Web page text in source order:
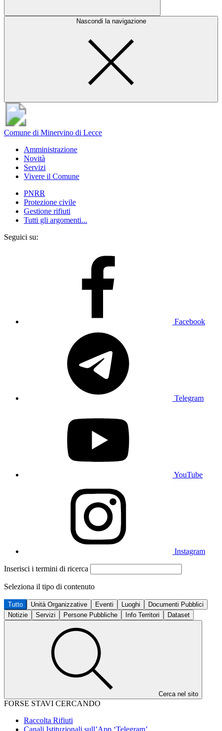
Nascondi la navigazione
Comune di Minervino di Lecce
Amministrazione
Novità
Servizi
Vivere il Comune
PNRR
Protezione civile
Gestione rifiuti
Tutti gli argomenti...
Seguici su:
Facebook
Telegram
YouTube
Instagram
Inserisci i termini di ricerca
Seleziona il tipo di contenuto
Tutto Unità Organizzative Eventi Luoghi
Documenti Pubblici
Notizie
Servizi Persone Pubbliche Info Territori Dataset
Cerca nel sito
FORSE STAVI CERCANDO
Raccolta Rifiuti
Canali Istituzionali sull’App ‘Telegram’